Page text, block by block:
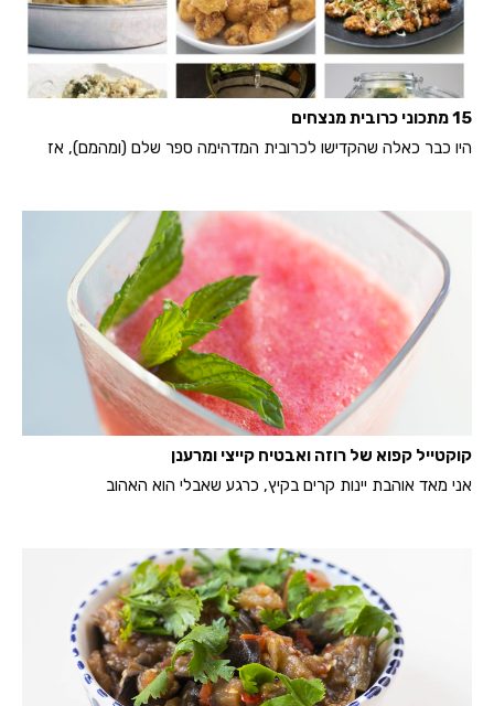
15 מתכוני כרובית מנצחים
היו כבר כאלה שהקדישו לכרובית המדהימה ספר שלם (ומהמם), אז
קוקטייל קפוא של רוזה ואבטיח קייצי ומרענן
אני מאד אוהבת יינות קרים בקיץ, כרגע שאבלי הוא האהוב